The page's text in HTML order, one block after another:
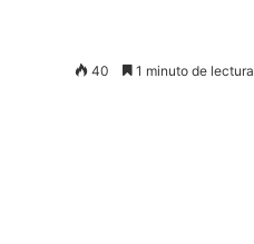
40 1 minuto de lectura